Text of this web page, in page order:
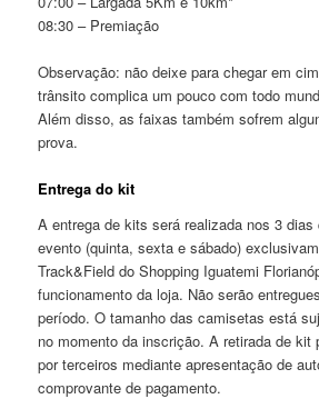
08:30 – Premiação
Observação: não deixe para chegar em
trânsito complica um pouco com todo
Além disso, as faixas também sofrem
prova.
Entrega do kit
A entrega de kits será realizada nos 3 dias
evento (quinta, sexta e sábado)
Track&Field do Shopping Iguatemi
funcionamento da loja. Não serão
período. O tamanho das camisetas está
no momento da inscrição. A retirada de kit
por terceiros mediante apresentação de
comprovante de pagamento.